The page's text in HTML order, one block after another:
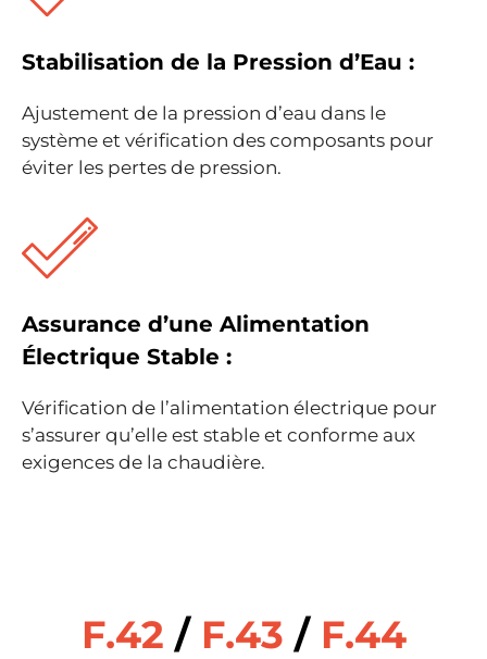
Stabilisation de la Pression d’Eau :
Ajustement de la pression d’eau dans le
système et vérification des composants pour
éviter les pertes de pression.
Assurance d’une Alimentation
Électrique Stable :
Vérification de l’alimentation électrique pour
s’assurer qu’elle est stable et conforme aux
exigences de la chaudière.
F.42 / F.43 / F.44